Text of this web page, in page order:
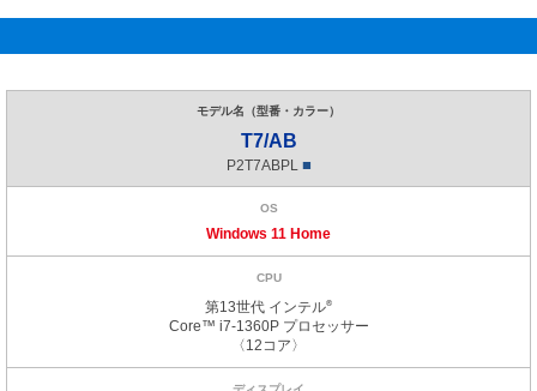
T7/AB
P2T7ABPL ■
Windows 11 Home
第13世代 インテル®
Core™ i7-1360P プロセッサー
〈12コア〉